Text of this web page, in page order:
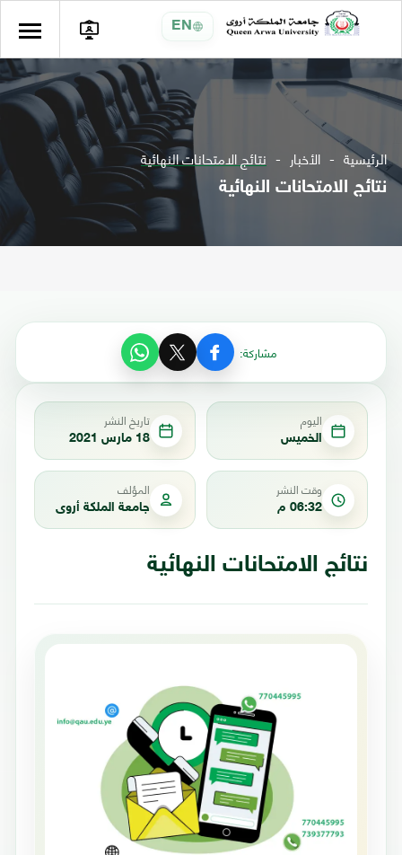
EN
الرئيسية الأخبار نتائج الامتحانات النهائية
نتائج الامتحانات النهائية
مشاركة:
اليوم
الخميس
تاريخ النشر
18 مارس 2021
وقت النشر
06:32 م
المؤلف
جامعة الملكة أروى
نتائج الامتحانات النهائية